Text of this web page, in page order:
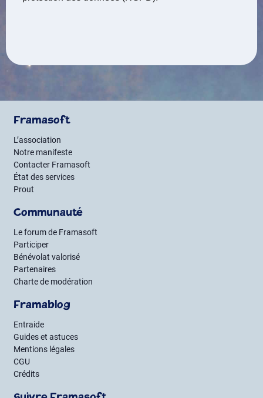
Framasoft
L’association
Notre manifeste
Contacter Framasoft
État des services
Prout
Communauté
Le forum de Framasoft
Participer
Bénévolat valorisé
Partenaires
Charte de modération
Framablog
Entraide
Guides et astuces
Mentions légales
CGU
Crédits